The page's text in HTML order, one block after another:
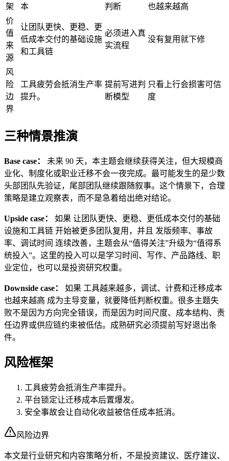
架
本
判断
也越来越高
价
值
来
源
让团队更快、更稳、更
低成本交付的基础设施
和工具链
必须进入真
实流程
没有复用就下修
风
险
边
界
工具疲劳会抵消生产率
提升。
提前写进判
断模型
只看上行会损害可信
度
三种情景推演
Base case：
未来 90 天，本主题会继续获得关注，但大规模商
业化、制度化或职业迁移不会一夜完成。最可能发生的是少数
头部团队先验证，尾部团队继续跟随叙事。这个情景下，合理
策略是建立观察表，而不是急着给出绝对结论。
Upside case：
如果 让团队更快、更稳、更低成本交付的基础
设施和工具链 开始被更多团队复用，并且 发版频率、事故
率、调试时间 连续改善，主题会从“值得关注”升级为“值得系
统投入”。这里的投入可以是学习时间、写作、产品路线、职
业定位，也可以是投资研究权重。
Downside case：
如果 工具越来越多，调试、计费和迁移成本
也越来越高 成为主导变量，就要降低判断权重。很多主题失
败不是因为方向完全错误，而是因为时间尺度、成本结构、责
任边界或供应链约束被低估。成熟研究必须提前写好退出条
件。
风险框架
工具疲劳会抵消生产率提升。
平台锁定让迁移成本后置爆发。
安全事故会让自动化收益被信任成本抵消。
风险边界
本文是行业研究和内容策略分析，不是投资建议、医疗建议、